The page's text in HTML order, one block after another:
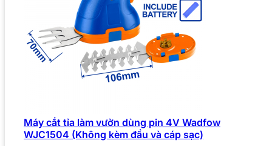
Máy cắt tỉa làm vườn dùng pin 4V Wadfow
WJC1504 (Không kèm đầu và cáp sạc)